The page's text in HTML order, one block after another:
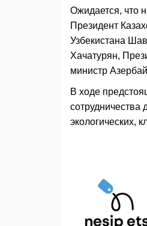
Ожидается, что
Президент
Узбекистана
Хачатурян,
министр
В ходе
сотрудничества
экологических,